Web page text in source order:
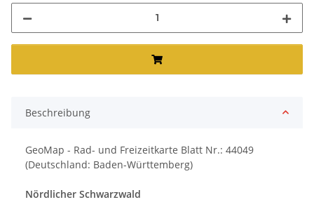
Beschreibung
GeoMap - Rad- und Freizeitkarte Blatt Nr.: 44049
(Deutschland: Baden-Württemberg)
Nördlicher Schwarzwald